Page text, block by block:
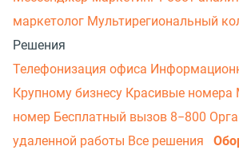
маркетолог Мультирегиональный
Решения
Телефонизация офиса
Крупному бизнесу Красивые номера
номер Бесплатный вызов 8−800
удаленной работы Все решения